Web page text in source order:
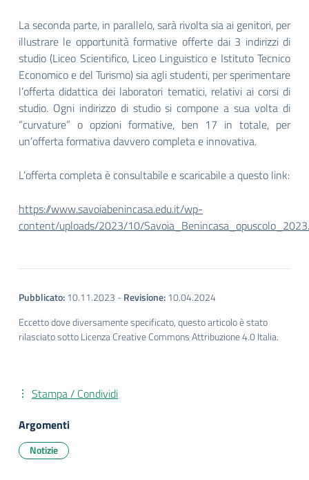
La seconda parte, in parallelo, sarà rivolta sia ai genitori, per
illustrare le opportunità formative offerte dai 3 indirizzi di
studio (Liceo Scientifico, Liceo Linguistico e Istituto Tecnico
Economico e del Turismo) sia agli studenti, per sperimentare
l’offerta didattica dei laboratori tematici, relativi ai corsi di
studio. Ogni indirizzo di studio si compone a sua volta di
“curvature” o opzioni formative, ben 17 in totale, per
un’offerta formativa davvero completa e innovativa.
L’offerta completa è consultabile e scaricabile a questo link:
https://www.savoiabenincasa.edu.it/wp-
content/uploads/2023/10/
Pubblicato:10.11.2023 -Revisione:10.04.2024
Eccetto dove diversamente specificato, questo articolo è stato
rilasciato sotto Licenza Creative Commons Attribuzione 4.0 Italia.
Stampa / Condividi
Argomenti
Notizie